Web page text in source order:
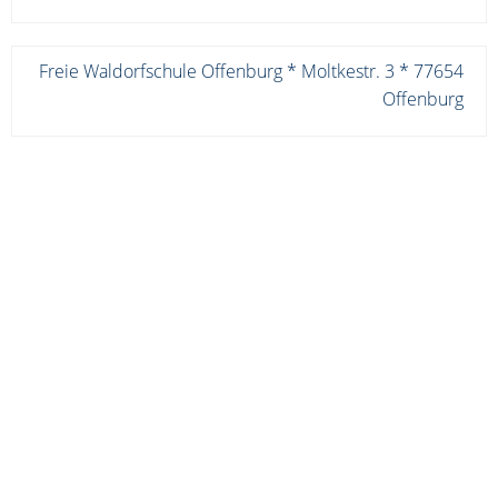
Freie Waldorfschule Offenburg * Moltkestr. 3 * 77654
Offenburg